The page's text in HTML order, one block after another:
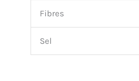
Fibres
Sel